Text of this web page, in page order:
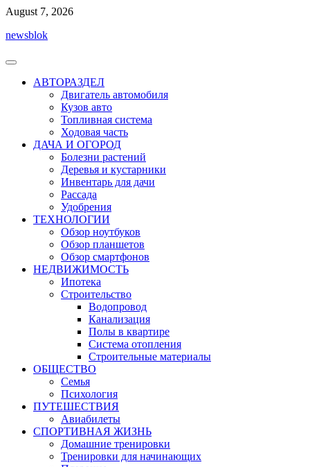
Перейти
содержимому
August 7, 2026
newsblok
АВТОРАЗДЕЛ
Двигатель автомобиля
Кузов авто
Топливная система
Ходовая часть
ДАЧА И ОГОРОД
Болезни растений
Деревья и кустарники
Инвентарь для дачи
Рассада
Удобрения
ТЕХНОЛОГИИ
Обзор ноутбуков
Обзор планшетов
Обзор смартфонов
НЕДВИЖИМОСТЬ
Ипотека
Строительство
Водопровод
Канализация
Полы в квартире
Система отопления
Строительные материалы
ОБЩЕСТВО
Семья
Психология
ПУТЕШЕСТВИЯ
Авиабилеты
СПОРТИВНАЯ ЖИЗНЬ
Домашние тренировки
Тренировки для начинающих